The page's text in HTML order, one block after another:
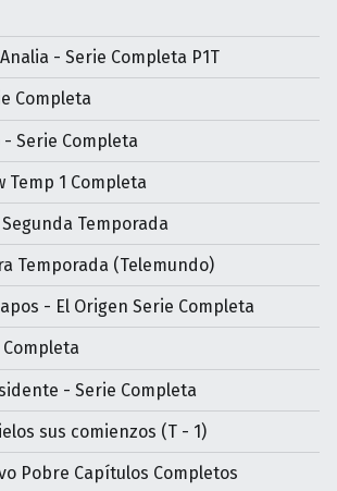
- Serie Completa P1T
Completa
Serie Completa
Temp 1 Completa
Temporada
Temporada (Telemundo)
- El Origen Serie Completa
Completa
- Serie Completa
sus comienzos (T - 1)
Pobre Capítulos Completos